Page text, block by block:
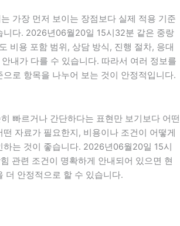
가장 먼저 보이는 장점보다 실제 적용 기준
니다. 2026년06월20일 15시32분 같은 중랑
비용 포함 범위, 상담 방식, 진행 절차, 응대
내가 다를 수 있습니다. 따라서 여러 정보를
으로 항목을 나누어 보는 것이 안정적입니다.
빠르거나 간단하다는 표현만 보기보다 어떤
자료가 필요한지, 비용이나 조건이 어떻게
하는 것이 좋습니다. 2026년06월20일 15시
관련 조건이 명확하게 안내되어 있으면 현
더 안정적으로 할 수 있습니다.